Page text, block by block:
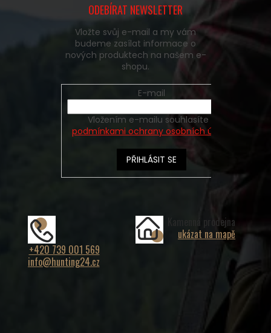
ODEBÍRAT NEWSLETTER
Vložte svůj e-mail a my vám
budeme zasílat informace o
nových produktech na našem e-
shopu.
E-mail
podmínkami ochrany osobních údajů
PŘIHLÁSIT SE
+420 739 001 569
info@hunting24.cz
Kamenná prodejna
ukázat na mapě